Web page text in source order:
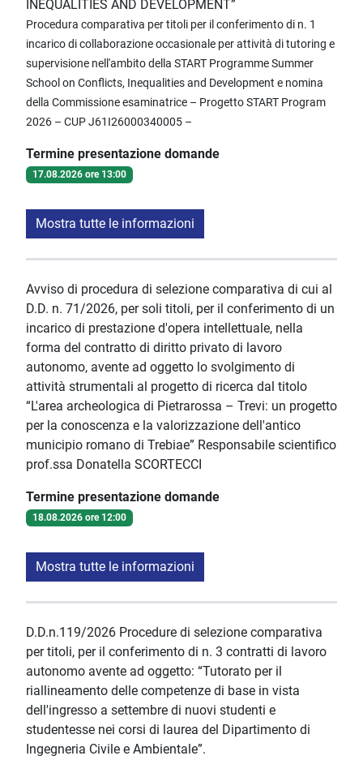
INEQUALITIES AND DEVELOPMENT”
Procedura comparativa per titoli per il conferimento di n. 1
incarico di collaborazione occasionale per attività di tutoring e
supervisione nell'ambito della START Programme Summer
School on Conflicts, Inequalities and Development e nomina
della Commissione esaminatrice – Progetto START Program
2026 – CUP J61I26000340005 –
Termine presentazione domande
17.08.2026 ore 13:00
Mostra tutte le informazioni
Avviso di procedura di selezione comparativa di cui al
D.D. n. 71/2026, per soli titoli, per il conferimento di un
incarico di prestazione d'opera intellettuale, nella
forma del contratto di diritto privato di lavoro
autonomo, avente ad oggetto lo svolgimento di
attività strumentali al progetto di ricerca dal titolo
“L'area archeologica di Pietrarossa – Trevi: un progetto
per la conoscenza e la valorizzazione dell'antico
municipio romano di Trebiae” Responsabile scientifico
prof.ssa Donatella SCORTECCI
Termine presentazione domande
18.08.2026 ore 12:00
Mostra tutte le informazioni
D.D.n.119/2026 Procedure di selezione comparativa
per titoli, per il conferimento di n. 3 contratti di lavoro
autonomo avente ad oggetto: “Tutorato per il
riallineamento delle competenze di base in vista
dell'ingresso a settembre di nuovi studenti e
studentesse nei corsi di laurea del Dipartimento di
Ingegneria Civile e Ambientale”.